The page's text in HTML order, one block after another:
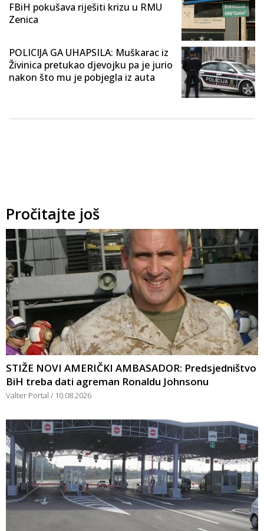
FBiH pokušava riješiti krizu u RMU
Zenica
POLICIJA GA UHAPSILA: Muškarac iz
Živinica pretukao djevojku pa je jurio
nakon što mu je pobjegla iz auta
Pročitajte još
STIŽE NOVI AMERIČKI AMBASADOR: Predsjedništvo
BiH treba dati agreman Ronaldu Johnsonu
Valter Portal 10.08.2026